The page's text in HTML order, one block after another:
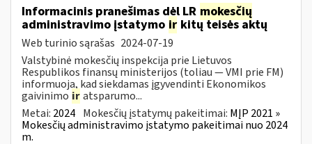
Informacinis pranešimas dėl LR mokesčių
administravimo įstatymo ir kitų teisės aktų
Web turinio sąrašas 2024-07-19
Valstybinė mokesčių inspekcija prie Lietuvos
Respublikos finansų ministerijos (toliau — VMI prie FM)
informuoja, kad siekdamas įgyvendinti Ekonomikos
gaivinimo iratsparumo...
Metai: 2024 Mokesčių įstatymų pakeitimai: MĮP 2021 »
Mokesčių administravimo įstatymo pakeitimai nuo 2024
m.